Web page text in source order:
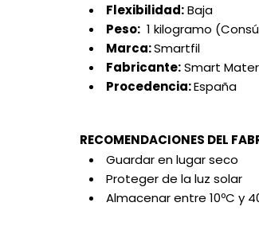
Flexibilidad:Baja
Peso: 1 kilogramo
Marca:Smartfil
Fabricante:Smart
Procedencia:España
RECOMENDACIONES DEL
Guardar en lugar seco
Proteger de la luz solar
Almacenar entre 10ºC y